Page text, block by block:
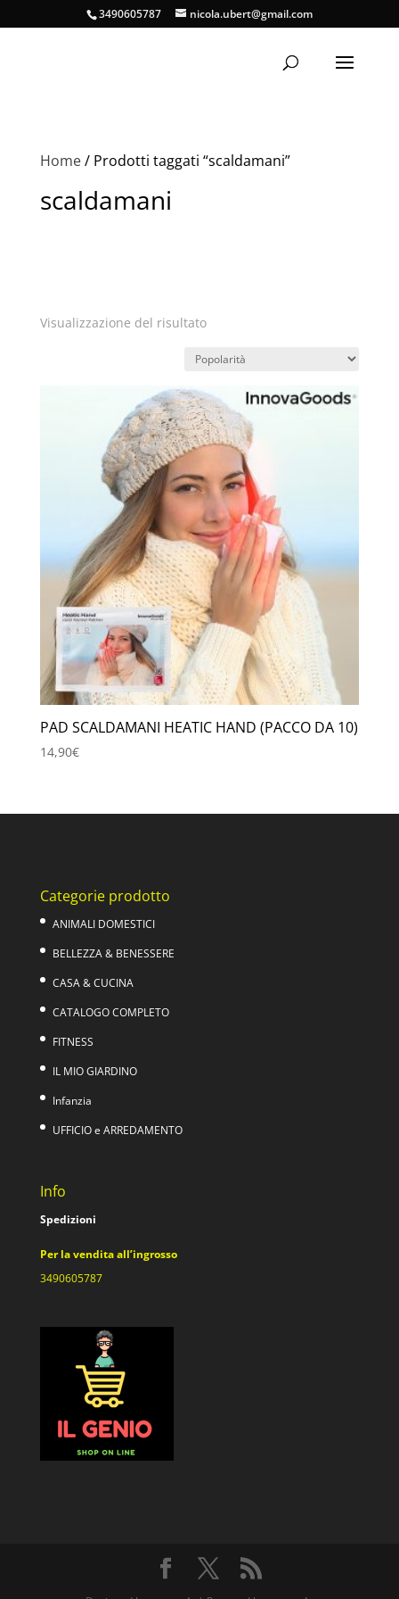
3490605787 nicola.ubert@gmail.com
Home/ Prodotti taggati “scaldamani”
scaldamani
Visualizzazione del risultato
PAD SCALDAMANI HEATIC HAND (PACCO DA 10)
14,90€
Categorie prodotto
ANIMALI DOMESTICI
BELLEZZA & BENESSERE
CASA & CUCINA
CATALOGO COMPLETO
FITNESS
IL MIO GIARDINO
Infanzia
UFFICIO e ARREDAMENTO
Info
Spedizioni
Per la vendita all’ingrosso
3490605787